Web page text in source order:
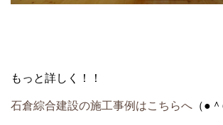
もっと詳しく！！
石倉綜合建設の施工事例はこちらへ （●